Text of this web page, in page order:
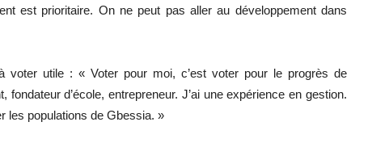
est prioritaire. On ne peut pas aller au développement dans
voter utile : « Voter pour moi, c’est voter pour le progrès de
d’école, entrepreneur. J’ai une expérience en gestion.
les populations de Gbessia. »